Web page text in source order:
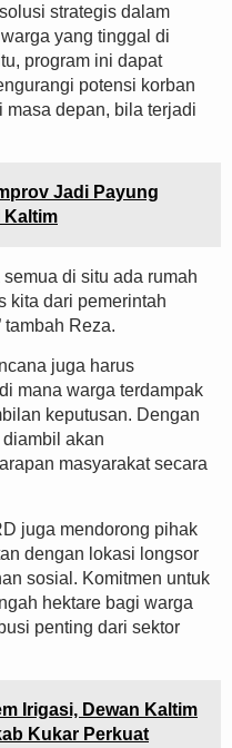
strategis dalam
yang tinggal di
program ini dapat
potensi korban
masa depan, bila terjadi
Jadi Payung
Kaltim
di situ ada rumah
kita dari pemerintah
tambah Reza.
juga harus
mana warga terdampak
keputusan. Dengan
akan
masyarakat secara
juga mendorong pihak
dengan lokasi longsor
sosial. Komitmen untuk
hektare bagi warga
penting dari sektor
Irigasi, Dewan Kaltim
Kukar Perkuat